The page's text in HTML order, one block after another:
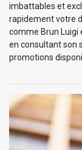
imbattables et
rapidement votre
comme Brun Luigi
en consultant son
promotions